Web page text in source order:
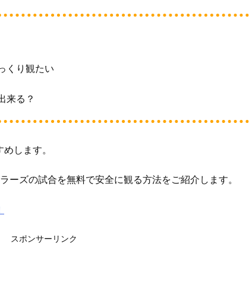
くり観たい
来る？
します。
ーズの試合を無料で安全に観る方法をご紹介します。
スポンサーリンク